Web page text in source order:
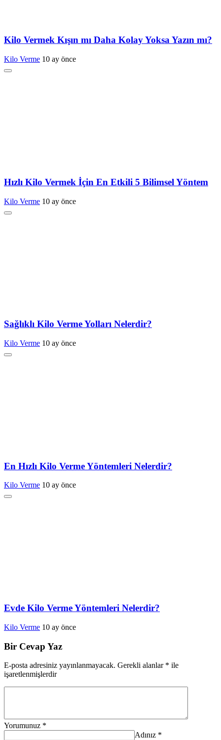
Kilo Vermek Kışın mı Daha Kolay Yoksa Yazın mı?
Kilo Verme 10 ay önce
Hızlı Kilo Vermek İçin En Etkili 5 Bilimsel Yöntem
Kilo Verme 10 ay önce
Sağlıklı Kilo Verme Yolları Nelerdir?
Kilo Verme 10 ay önce
En Hızlı Kilo Verme Yöntemleri Nelerdir?
Kilo Verme 10 ay önce
Evde Kilo Verme Yöntemleri Nelerdir?
Kilo Verme 10 ay önce
Bir Cevap Yaz
E-posta adresiniz yayınlanmayacak. Gerekli alanlar * ile
işaretlenmişlerdir
Yorumunuz *
Adınız *